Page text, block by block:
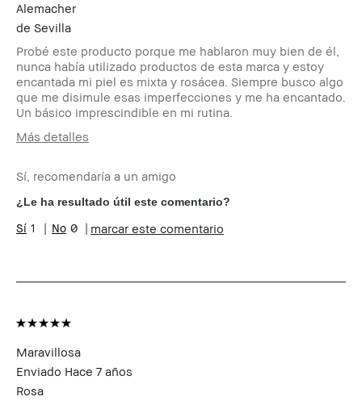
Alemacher
de Sevilla
Probé este producto porque me hablaron muy bien de él,
nunca había utilizado productos de esta marca y estoy
encantada mi piel es mixta y rosácea. Siempre busco algo
que me disimule esas imperfecciones y me ha encantado.
Un básico imprescindible en mi rutina.
Más detalles
Tipo de piel
Normal
Tono de piel
Medio - Oscuro
Preocupaciones
de la piel
Sí, recomendaría a un amigo
¿Le ha resultado útil este comentario?
1 0 marcar este comentario
Maravillosa
Enviado Hace 7 años
Rosa